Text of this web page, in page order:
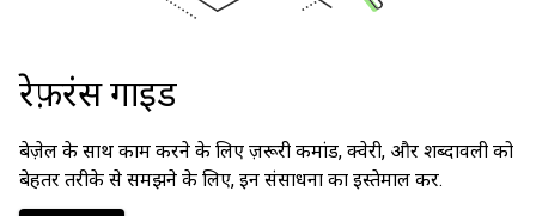
रेफ़रंस गाइड
बेज़ेल के साथ काम करने के लिए ज़रूरी कमांड, क्वेरी, और शब्दावली को
बेहतर तरीके से समझने के लिए, इन संसाधनों का इस्तेमाल करें.